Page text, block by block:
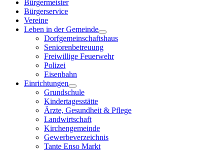
Bürgermeister
Bürgerservice
Vereine
Leben in der Gemeinde
Dorfgemeinschaftshaus
Seniorenbetreuung
Freiwillige Feuerwehr
Polizei
Eisenbahn
Einrichtungen
Grundschule
Kindertagesstätte
Ärzte, Gesundheit & Pflege
Landwirtschaft
Kirchengemeinde
Gewerbeverzeichnis
Tante Enso Markt